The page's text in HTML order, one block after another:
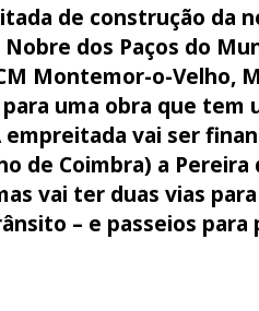
de construção da
dos Paços do
Montemor-o-Velho,
uma obra que
empreitada vai ser
de Coimbra) a
vai ter duas vias
– e passeios para